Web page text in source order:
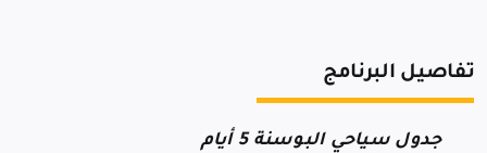
تفاصيل البرنامج
جدول سياحي البوسنة 5 أيام